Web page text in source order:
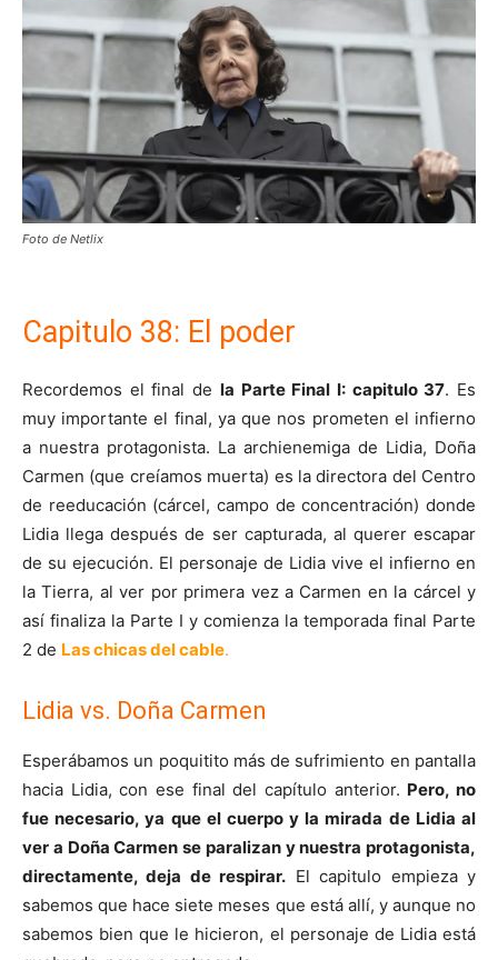
Foto de Netlix
Capitulo 38: El poder
Recordemos el final de la Parte Final I: capitulo 37. Es
muy importante el final, ya que nos prometen el infierno
a nuestra protagonista. La archienemiga de Lidia, Doña
Carmen (que creíamos muerta) es la directora del Centro
de reeducación (cárcel, campo de concentración) donde
Lidia llega después de ser capturada, al querer escapar
de su ejecución. El personaje de Lidia vive el infierno en
la Tierra, al ver por primera vez a Carmen en la cárcel y
así finaliza la Parte I y comienza la temporada final Parte
2 de Las chicas del cable.
Lidia vs. Doña Carmen
Esperábamos un poquitito más de sufrimiento en pantalla
hacia Lidia, con ese final del capítulo anterior. Pero, no
fue necesario, ya que el cuerpo y la mirada de Lidia al
ver a Doña Carmen se paralizan y nuestra protagonista,
directamente, deja de respirar. El capitulo empieza y
sabemos que hace siete meses que está allí, y aunque no
sabemos bien que le hicieron, el personaje de Lidia está